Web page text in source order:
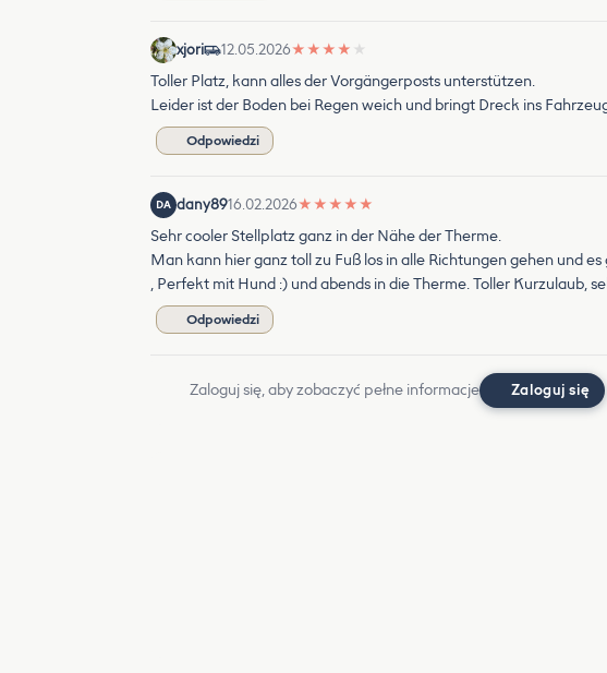
xjori 12.05.2026★ ★ ★ ★ ★
Toller Platz, kann alles der Vorgängerposts unterstützen.
Leider ist der Boden bei Regen weich und bringt Dreck ins
Odpowiedzi
DA dany8916.02.2026★ ★ ★ ★ ★
Sehr cooler Stellplatz ganz in der Nähe der Therme.
Man kann hier ganz toll zu Fuß los in alle Richtungen gehen und
, Perfekt mit Hund :) und abends in die Therme. Toller Kurzulaub,
Odpowiedzi
Zaloguj się, aby zobaczyć pełne informacje Zaloguj się